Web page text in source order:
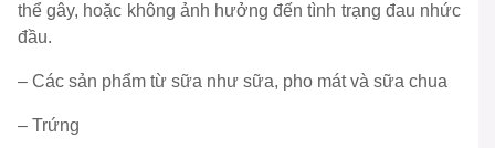
thể gây, hoặc không ảnh hưởng đến tình trạng đau nhức
đầu.
– Các sản phẩm từ sữa như sữa, pho mát và sữa chua
– Trứng